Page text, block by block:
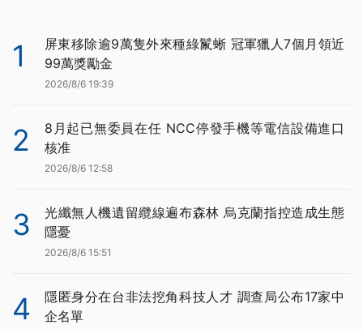
1
屏東移除逾9萬隻外來種綠鬣蜥 冠軍獵人7個月領近
99萬獎勵金
2026/8/6 19:39
2
8月起已無委員在任 NCC停發手機等電信設備進口
核准
2026/8/6 12:58
3
光纖無人機遺留纜線遍布森林 烏克蘭指控造成生態
隱憂
2026/8/6 15:51
4
隱匿身分在台非法挖角科技人才 調查局公布17家中
企名單